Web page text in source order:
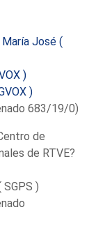
José (
)
)
683/19/0)
de
de RTVE?
SGPS )